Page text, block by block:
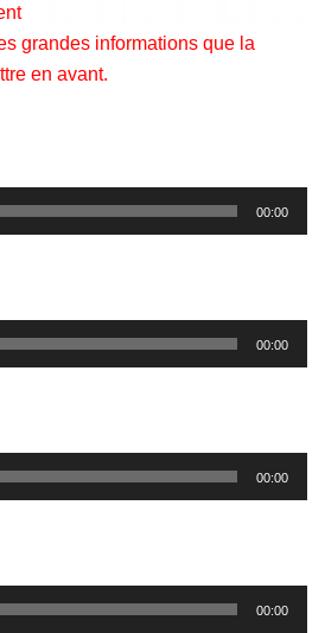
grandes informations que la
en avant.
00:00
00:00
00:00
00:00